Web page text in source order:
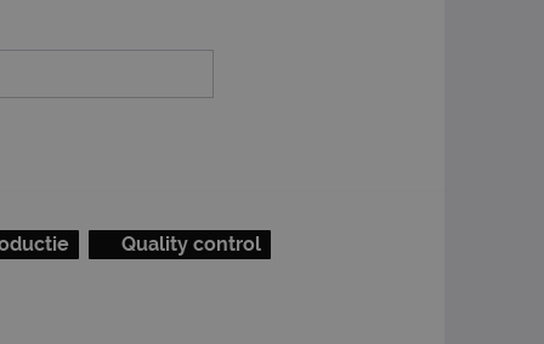
Quality control